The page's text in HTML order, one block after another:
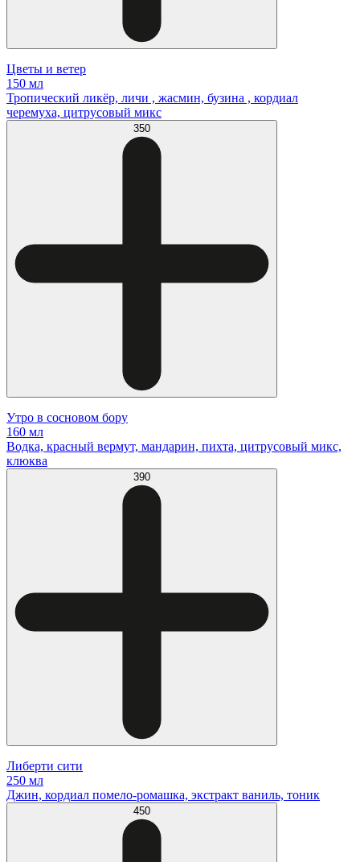
Цветы и ветер
150 мл
Тропический ликёр, личи , жасмин, бузина , кордиал
черемуха, цитрусовый микс
350
Утро в сосновом бору
160 мл
Водка, красный вермут, мандарин, пихта, цитрусовый микс,
клюква
390
Либерти сити
250 мл
Джин, кордиал помело-ромашка, экстракт ваниль, тоник
450